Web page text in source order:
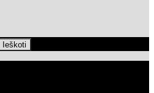
Ieškoti